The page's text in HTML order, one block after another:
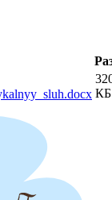
КБ